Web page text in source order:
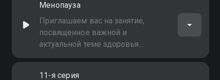
осанки и укрепления спины
Менопауза
Приглашаем вас на занятие,
посвященное важной и
актуальной теме здоровья
женщин!
11-я серия